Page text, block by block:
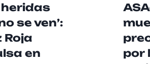
heridas
se ven’:
Roja
en
por